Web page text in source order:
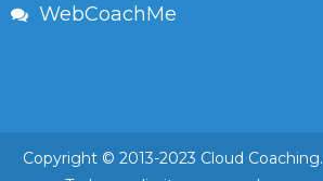
WebCoachMe
Copyright © 2013-2023 Cloud Coaching.